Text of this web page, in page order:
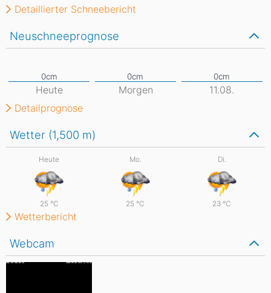
Wetter (1,500 m)
Heute
25 °C
Mo.
25 °C
Di.
23 °C
Wetterbericht
Webcam
Detaillierter Schneebericht
Neuschneeprognose
Heute Morgen
11.08.
Detailprognose